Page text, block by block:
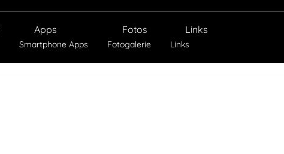
Apps
Smartphone Apps
Fotos
Fotogalerie
Links
Links